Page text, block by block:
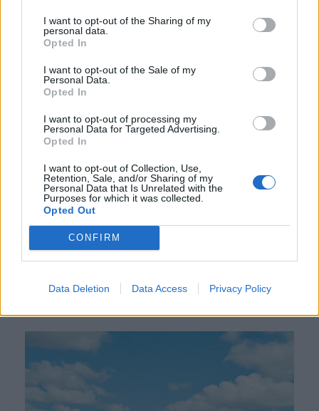
I want to opt-out of the Sharing of my
personal data.
Opted In
I want to opt-out of the Sale of my
Personal Data.
Opted In
I want to opt-out of processing my
Personal Data for Targeted Advertising.
Opted In
I want to opt-out of Collection, Use,
Retention, Sale, and/or Sharing of my
Personal Data that Is Unrelated with the
Purposes for which it was collected.
Opted Out
CONFIRM
Data Deletion Data Access Privacy Policy
EVENTO
Ducati Norte homenageia motociclismo com
passeio a 14 de junho
próximo dia 14 de junho. Um marco significativo e...